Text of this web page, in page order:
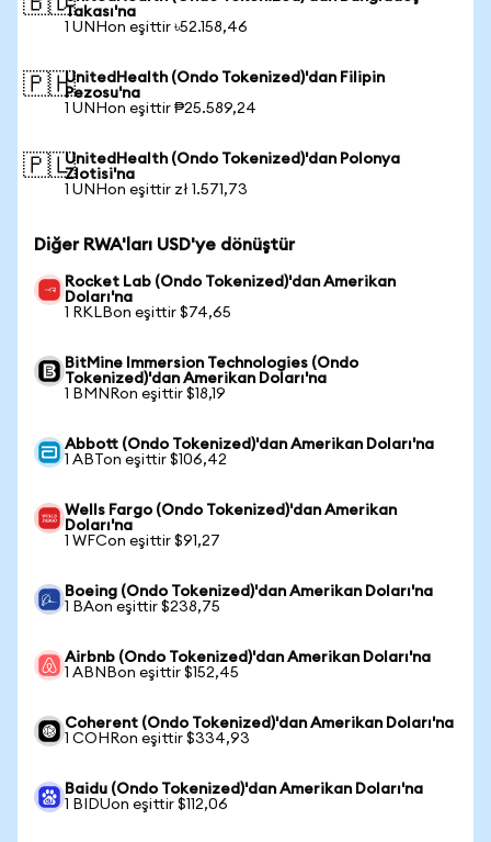
Takası'na
1 UNHon eşittir ৳52.158,46
🇵🇭UnitedHealth (Ondo Tokenized)'dan Filipin
Pezosu'na
1 UNHon eşittir ₱25.589,24
🇵🇱UnitedHealth (Ondo Tokenized)'dan Polonya
Zlotisi'na
1 UNHon eşittir zł 1.571,73
Diğer RWA'ları USD'ye dönüştür
Rocket Lab (Ondo Tokenized)'dan Amerikan
Doları'na
1 RKLBon eşittir $74,65
BitMine Immersion Technologies (Ondo
Tokenized)'dan Amerikan Doları'na
1 BMNRon eşittir $18,19
Abbott (Ondo Tokenized)'dan Amerikan Doları'na
1 ABTon eşittir $106,42
Wells Fargo (Ondo Tokenized)'dan Amerikan
Doları'na
1 WFCon eşittir $91,27
Boeing (Ondo Tokenized)'dan Amerikan Doları'na
1 BAon eşittir $238,75
Airbnb (Ondo Tokenized)'dan Amerikan Doları'na
1 ABNBon eşittir $152,45
Coherent (Ondo Tokenized)'dan Amerikan Doları'na
1 COHRon eşittir $334,93
Baidu (Ondo Tokenized)'dan Amerikan Doları'na
1 BIDUon eşittir $112,06